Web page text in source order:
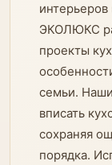
ЭКОЛЮКС
проекты
семьи.
вписать
сохраняя
порядка.